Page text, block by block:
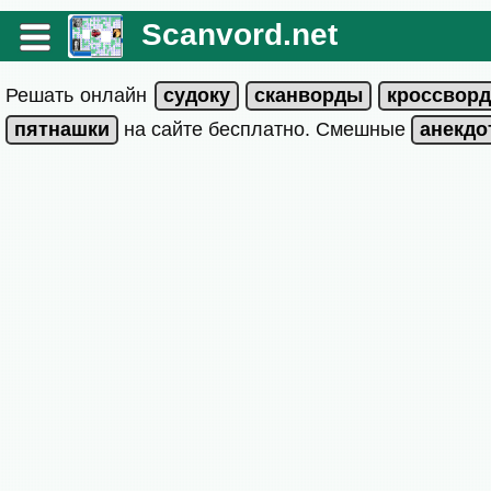
Scanvord.net
Решать онлайн
на сайте бесплатно. Смешные